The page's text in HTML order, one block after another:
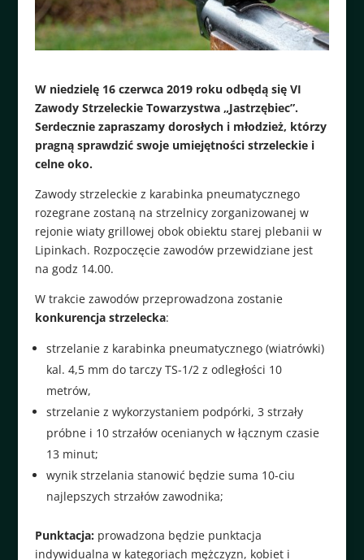
W niedzielę 16 czerwca 2019 roku odbędą się VI
Zawody Strzeleckie Towarzystwa „Jastrzębiec”.
Serdecznie zapraszamy dorosłych i młodzież, którzy
pragną sprawdzić swoje umiejętności strzeleckie i
celne oko.
Zawody strzeleckie z karabinka pneumatycznego
rozegrane zostaną na strzelnicy zorganizowanej w
rejonie wiaty grillowej obok obiektu starej plebanii w
Lipinkach. Rozpoczęcie zawodów przewidziane jest
na godz 14.00.
W trakcie zawodów przeprowadzona zostanie
konkurencja strzelecka:
strzelanie z karabinka pneumatycznego (wiatrówki)
kal. 4,5 mm do tarczy TS-1/2 z odległości 10
metrów,
strzelanie z wykorzystaniem podpórki, 3 strzały
próbne i 10 strzałów ocenianych w łącznym czasie
13 minut;
wynik strzelania stanowić będzie suma 10-ciu
najlepszych strzałów zawodnika;
Punktacja:prowadzona będzie punktacja
indywidualna w kategoriach mężczyzn, kobiet i